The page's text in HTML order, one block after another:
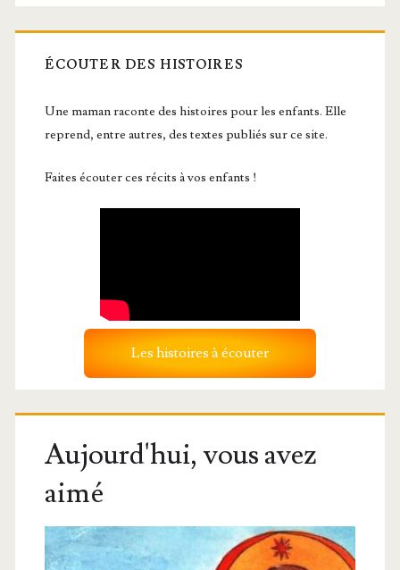
ÉCOUTER DES HISTOIRES
Une maman raconte des histoires pour les enfants. Elle
reprend, entre autres, des textes publiés sur ce site.
Faites écouter ces récits à vos enfants !
Les histoires à écouter
Aujourd'hui, vous avez
aimé